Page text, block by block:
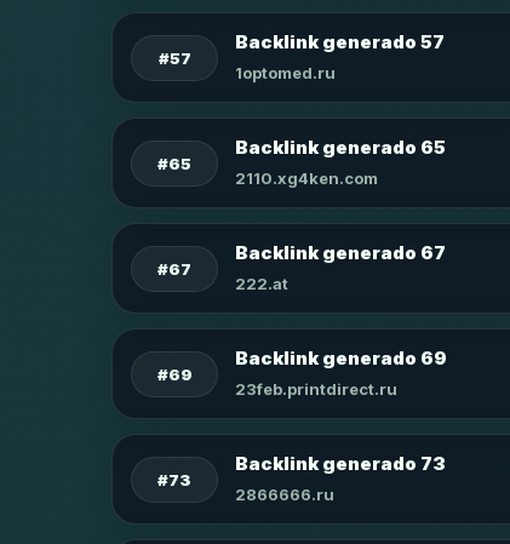
#57
Backlink generado 57
1optomed.ru
#65
Backlink generado 65
2110.xg4ken.com
#67
Backlink generado 67
222.at
#69
Backlink generado 69
23feb.printdirect.ru
#73
Backlink generado 73
2866666.ru